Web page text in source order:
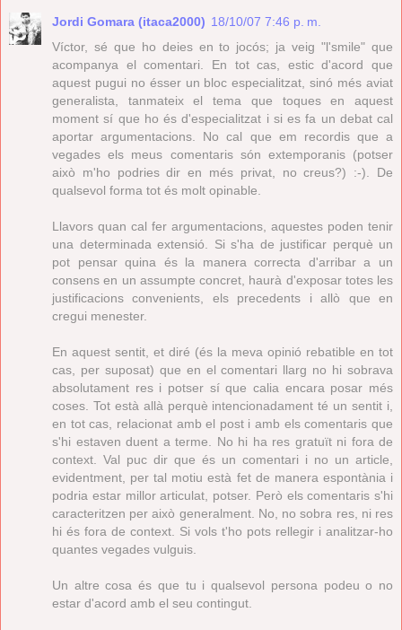
Jordi Gomara (itaca2000) 18/10/07 7:46 p. m.
Víctor, sé que ho deies en to jocós; ja veig "l'smile" que
acompanya el comentari. En tot cas, estic d'acord que
aquest pugui no ésser un bloc especialitzat, sinó més aviat
generalista, tanmateix el tema que toques en aquest
moment sí que ho és d'especialitzat i si es fa un debat cal
aportar argumentacions. No cal que em recordis que a
vegades els meus comentaris són extemporanis (potser
això m'ho podries dir en més privat, no creus?) :-). De
qualsevol forma tot és molt opinable.
Llavors quan cal fer argumentacions, aquestes poden tenir
una determinada extensió. Si s'ha de justificar perquè un
pot pensar quina és la manera correcta d'arribar a un
consens en un assumpte concret, haurà d'exposar totes les
justificacions convenients, els precedents i allò que en
cregui menester.
En aquest sentit, et diré (és la meva opinió rebatible en tot
cas, per suposat) que en el comentari llarg no hi sobrava
absolutament res i potser sí que calia encara posar més
coses. Tot està allà perquè intencionadament té un sentit i,
en tot cas, relacionat amb el post i amb els comentaris que
s'hi estaven duent a terme. No hi ha res gratuït ni fora de
context. Val puc dir que és un comentari i no un article,
evidentment, per tal motiu està fet de manera espontània i
podria estar millor articulat, potser. Però els comentaris s'hi
caracteritzen per això generalment. No, no sobra res, ni res
hi és fora de context. Si vols t'ho pots rellegir i analitzar-ho
quantes vegades vulguis.
Un altre cosa és que tu i qualsevol persona podeu o no
estar d'acord amb el seu contingut.